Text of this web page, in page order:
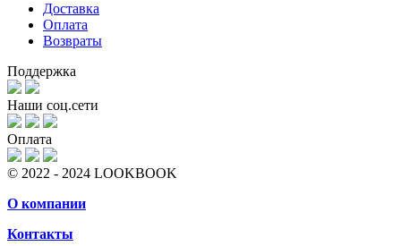
Доставка
Оплата
Возвраты
Поддержка
Наши соц.сети
Оплата
© 2022 - 2024 LOOKBOOK
О компании
Контакты